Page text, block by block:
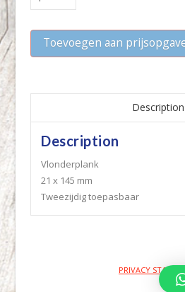
ZIJDE
ÉÉN
ZIJDE
quantity
Toevoegen aan
Description
Description
Vlonderplank
21 x 145 mm
Tweezijdig toepasbaar
PRIVACY